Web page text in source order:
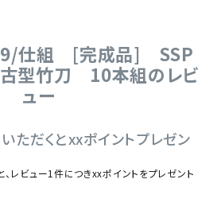
仕組 [完成品] SSP
型竹刀 10本組のレビ
ュー
ただくとxxポイントプレゼン
、レビュー1件につきxxポイントをプレゼント